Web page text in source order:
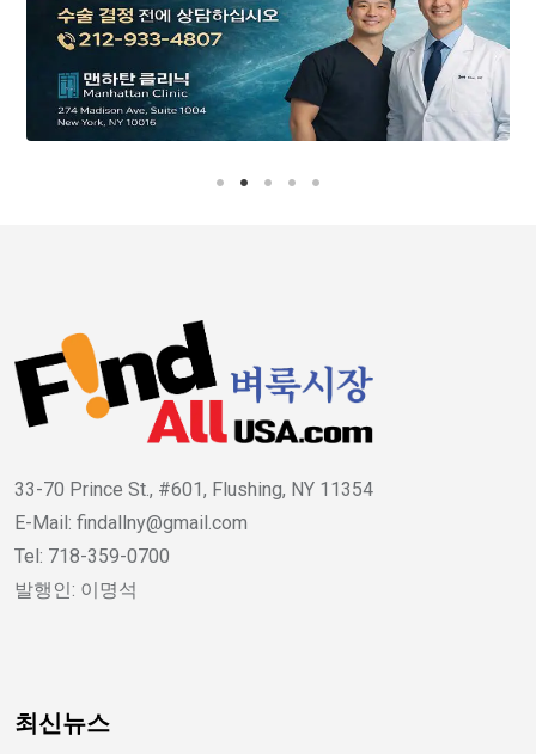
33-70 Prince St., #601, Flushing, NY 11354
E-Mail: findallny@gmail.com
Tel: 718-359-0700
발행인: 이명석
최신뉴스